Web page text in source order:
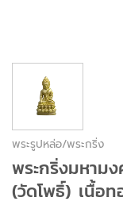
พระรูปหล่อ/พระกริ่ง
พระกริ่งมหาม
(วัดโพธิ์) เนื้อ